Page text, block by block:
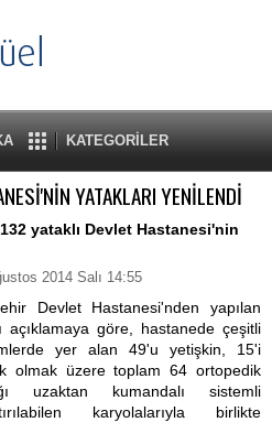
KATEGORİLER
YATAKLARI YENİLENDİ
yataklı Devlet Hastanesi'nin
2014 Salı 14:55
Devlet Hastanesi'nden yapılan
açıklamaya göre, hastanede çeşitli
yer alan 49'u yetişkin, 15'i
olmak üzere toplam 64 ortopedik
uzaktan kumandalı sistemli
karyolalarıyla birlikte